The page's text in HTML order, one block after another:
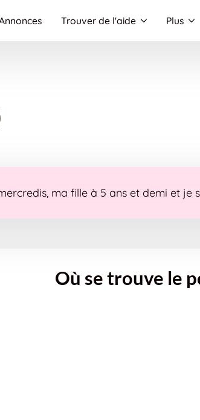
Trouver de l'aide Plus
ma fille à 5 ans et demi et je
Où se trouve le